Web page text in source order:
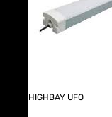
HIGHBAY UFO